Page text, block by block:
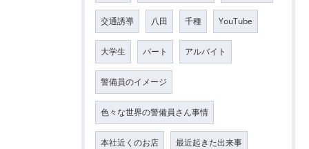
交通誘導 八田 千種 YouTube
大学生 パート アルバイト
警備員のイメージ
色々な世界の警備員さん事情
本社近くのお店 最近起きた出来事